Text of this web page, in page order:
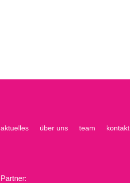
aktuelles über uns team kontakt
Partner: